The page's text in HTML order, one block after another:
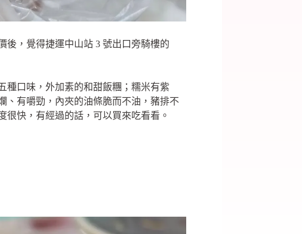
後，覺得捷運中山站 3 號出口旁騎樓的
種口味，外加素的和甜飯糰；糯米有紫
、有嚼勁，內夾的油條脆而不油，豬排不
快，有經過的話，可以買來吃看看。